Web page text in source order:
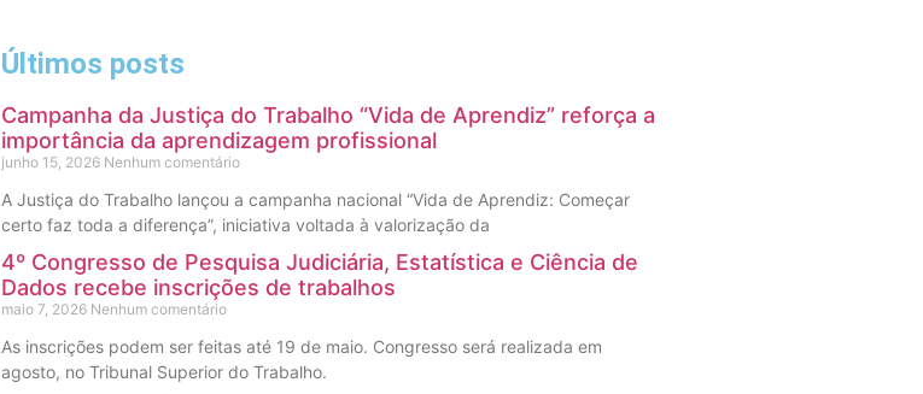
Últimos posts
Campanha da Justiça do Trabalho “Vida de Aprendiz” reforça a
importância da aprendizagem profissional
junho 15, 2026 Nenhum comentário
A Justiça do Trabalho lançou a campanha nacional “Vida de Aprendiz: Começar
certo faz toda a diferença”, iniciativa voltada à valorização da
4º Congresso de Pesquisa Judiciária, Estatística e Ciência de
Dados recebe inscrições de trabalhos
maio 7, 2026 Nenhum comentário
As inscrições podem ser feitas até 19 de maio. Congresso será realizada em
agosto, no Tribunal Superior do Trabalho.